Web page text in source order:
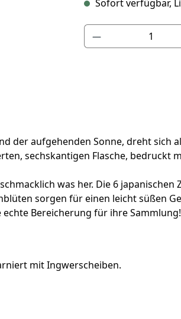
Sofort verfügbar,
Produkt Anzahl: Gib den
der aufgehenden Sonne, dreht
sechskantigen Flasche, bedruckt
was her. Die 6
sorgen für einen leicht süßen
Bereicherung für ihre Sammlung!
mit Ingwerscheiben.